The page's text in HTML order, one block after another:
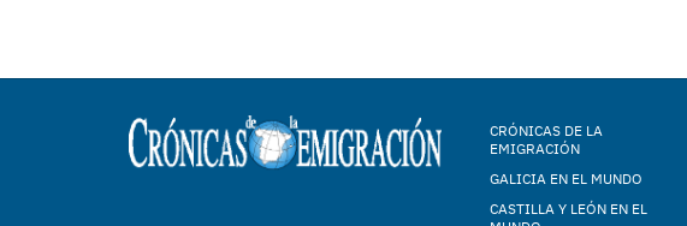
CRÓNICAS DE LA
EMIGRACIÓN
GALICIA EN EL MUNDO
CASTILLA Y LEÓN EN EL